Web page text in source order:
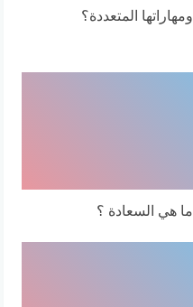
ومهاراتها المتعددة؟
ما هي السعادة ؟